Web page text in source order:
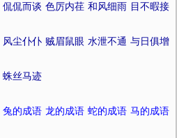
侃侃而谈 色厉内荏 和风细雨 目不暇接
风尘仆仆 贼眉鼠眼 水泄不通 与日俱增
蛛丝马迹
兔的成语 龙的成语 蛇的成语 马的成语